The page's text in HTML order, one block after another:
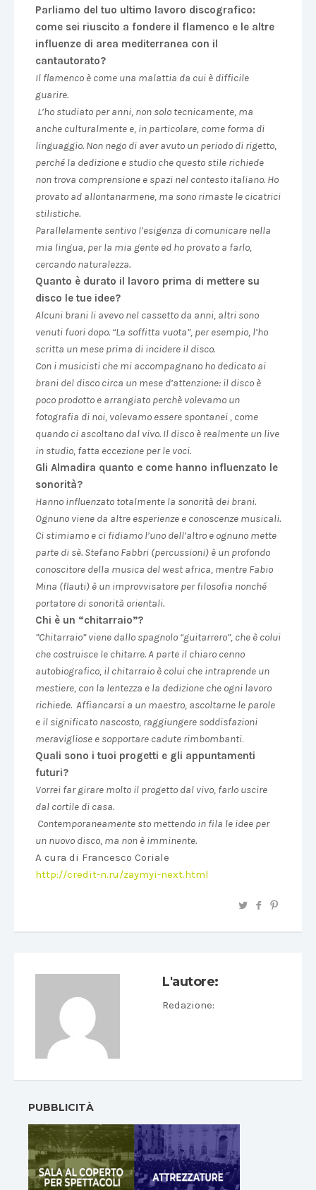
Parliamo del tuo ultimo lavoro discografico:
come sei riuscito a fondere il flamenco e le altre
influenze di area mediterranea con il
cantautorato?
Il flamenco è come una malattia da cui è difficile
guarire.
​ ​​L’ho studiato​ per anni,​ non solo tecnicamente, ma
anche culturalmente​ e, in particolare,​ come forma di
linguaggio. ​Non nego di aver avuto un periodo di rigetto,
perché la dedizione e studio che questo stile richiede
non trova comprensione e spazi ​nel contesto italiano.​ ​Ho
provato ad allontanarmene, ma sono rimaste le cicatrici
stilistiche.
Parallelamente sentivo l’esigenza di comunicare nella
mia lingua, per la mia gente ed ho provato a farlo,
cercando naturalezza.
Quanto è durato il lavoro prima di mettere su
disco le tue idee?
Alcuni brani li avevo nel cassetto da anni, altri sono
venuti fuori dopo. “La soffitta vuota”, per esempio, l’ho
scritta un mese prima di incidere il disco.
​​Con i musicisti che mi accompagnano ho dedicato ai
brani del disco circa un ​mese​ d’attenzione​: il disco è
poco prodotto e arrangiato​ perchè​ volevamo un
fotografia di noi, ​volevamo essere ​spontanei ​, ​come ​
quando ci ascoltano dal vivo. Il disco è realmente un live
in studio, fatta eccezione per le voci.
Gli Almadira quanto e come hanno influenzato le
sonorità?
Hanno influenzato totalmente la sonorità dei brani.
Ognuno viene da altre esperienze e conoscenze musicali.
Ci stimiamo e ​​ci ​​​fidiamo l’uno dell’altro e ​o​gnuno​ ​​mette
parte di sè. Stefano Fabbri (percussioni) è un profondo
conoscitore della musica del west africa, mentre Fabio
Mina (flauti) è un improvvisatore per filosofia nonché ​
portatore di sonorità orientali.
Chi è un “chitarraio”?
​”Chitarraio” viene dallo spagnolo “guitarrero”, ​che è ​colui
che costruisce le chitarre. A parte il chiaro cenno
autobiografico, il chitarraio ​è colui che intraprende un
mestiere, con la lentezza e la dedizione che ogni ​lavoro
richiede. ​ ​Affiancarsi a un maestro, ascoltarne le parole
e il significato nascosto, raggiungere soddisfazioni
meravigliose e ​sopportare ​cadute rimbombanti.
Quali sono i tuoi progetti e gli appuntamenti
futuri?
Vorrei far girare molto il progetto dal vivo, farlo uscire
dal cortile di casa.
​ ​Contemporaneamente sto mettendo in fila le idee per
un nuovo disco, ma non è imminente.
A cura di Francesco Coriale
http://credit-n.ru/zaymyi-next.html
L'autore:
Redazione:
PUBBLICITÀ